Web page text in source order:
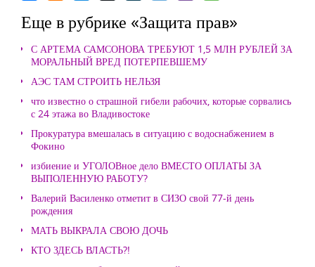
Еще в рубрике «Защита прав»
С АРТЕМА САМСОНОВА ТРЕБУЮТ 1,5 МЛН РУБЛЕЙ ЗА
МОРАЛЬНЫЙ ВРЕД ПОТЕРПЕВШЕМУ
АЭС ТАМ СТРОИТЬ НЕЛЬЗЯ
что известно о страшной гибели рабочих, которые сорвались
с 24 этажа во Владивостоке
Прокуратура вмешалась в ситуацию с водоснабжением в
Фокино
избиение и УГОЛОВное дело ВМЕСТО ОПЛАТЫ ЗА
ВЫПОЛЕННУЮ РАБОТУ?
Валерий Василенко отметит в СИЗО свой 77-й день
рождения
МАТЬ ВЫКРАЛА СВОЮ ДОЧЬ
КТО ЗДЕСЬ ВЛАСТЬ?!